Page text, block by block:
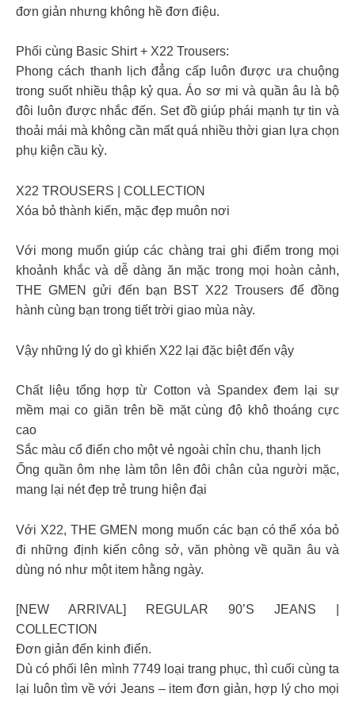
đơn giản nhưng không hề đơn điệu.
Phối cùng Basic Shirt + X22 Trousers:
Phong cách thanh lịch đẳng cấp luôn được ưa chuộng
trong suốt nhiều thập kỷ qua. Áo sơ mi và quần âu là bộ
đôi luôn được nhắc đến. Set đồ giúp phái mạnh tự tin và
thoải mái mà không cần mất quá nhiều thời gian lựa chọn
phụ kiện cầu kỳ.
X22 TROUSERS | COLLECTION
Xóa bỏ thành kiến, mặc đẹp muôn nơi
Với mong muốn giúp các chàng trai ghi điểm trong mọi
khoảnh khắc và dễ dàng ăn mặc trong mọi hoàn cảnh,
THE GMEN gửi đến bạn BST X22 Trousers để đồng
hành cùng bạn trong tiết trời giao mùa này.
Vậy những lý do gì khiến X22 lại đặc biệt đến vậy
Chất liệu tổng hợp từ Cotton và Spandex đem lại sự
mềm mại co giãn trên bề mặt cùng độ khô thoáng cực
cao
Sắc màu cổ điển cho một vẻ ngoài chỉn chu, thanh lịch
Ống quần ôm nhẹ làm tôn lên đôi chân của người mặc,
mang lại nét đẹp trẻ trung hiện đại
Với X22, THE GMEN mong muốn các bạn có thể xóa bỏ
đi những định kiến công sở, văn phòng về quần âu và
dùng nó như một item hằng ngày.
[NEW ARRIVAL] REGULAR 90’S JEANS |
COLLECTION
Đơn giản đến kinh điển.
Dù có phối lên mình 7749 loại trang phục, thì cuối cùng ta
lại luôn tìm về với Jeans – item đơn giản, hợp lý cho mọi